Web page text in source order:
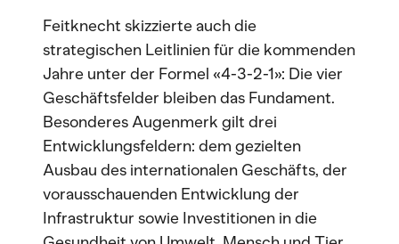
Feitknecht skizzierte auch die
strategischen Leitlinien für die kommenden
Jahre unter der Formel «4-3-2-1»: Die vier
Geschäftsfelder bleiben das Fundament.
Besonderes Augenmerk gilt drei
Entwicklungsfeldern: dem gezielten
Ausbau des internationalen Geschäfts, der
vorausschauenden Entwicklung der
Infrastruktur sowie Investitionen in die